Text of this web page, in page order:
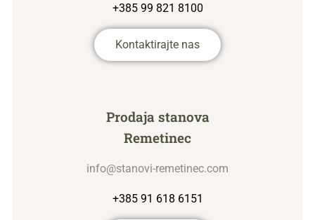
+385 99 821 8100
Kontaktirajte nas
Prodaja stanova
Remetinec
info@stanovi-remetinec.com
+385 91 618 6151